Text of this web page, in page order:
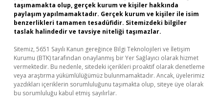
taşımamakta olup, gerçek kurum ve kişiler hakkında
paylaşım yapılmamaktadır. Gerçek kurum ve kişiler ile isim
benzerlikleri tamamen tesadüfidir. Sitemizdeki bilgiler
taslak halindedir ve tavsiye niteliği taşımazlar.
Sitemiz, 5651 Sayılı Kanun gereğince Bilgi Teknolojileri ve İletişim
Kurumu (BTK) tarafından onaylanmış bir Yer Sağlayıcı olarak hizmet
vermektedir. Bu nedenle, sitedeki içerikleri proaktif olarak denetleme
veya araştırma yükümlülüğümüz bulunmamaktadır. Ancak, üyelerimiz
yazdıkları içeriklerin sorumluluğunu taşımakta olup, siteye üye olarak
bu sorumluluğu kabul etmiş sayılırlar.